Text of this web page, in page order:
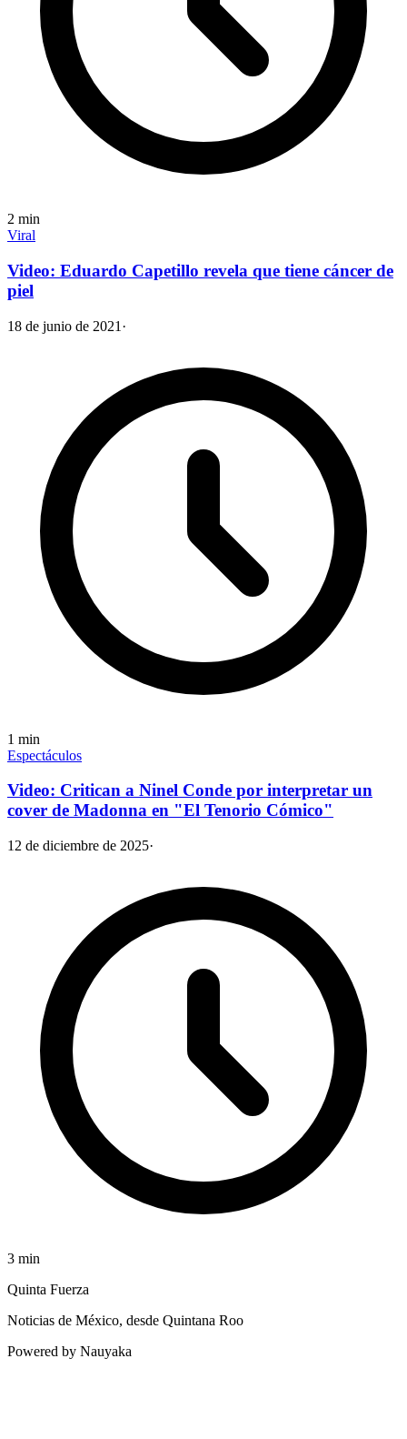
2 min
Viral
Video: Eduardo Capetillo revela que tiene cáncer de
piel
18 de junio de 2021 ·
1 min
Espectáculos
Video: Critican a Ninel Conde por interpretar un
cover de Madonna en "El Tenorio Cómico"
12 de diciembre de 2025·
3 min
Quinta Fuerza
Noticias de México, desde Quintana Roo
Powered by Nauyaka